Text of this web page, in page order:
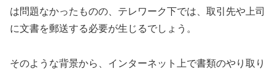
は問題なかったものの、テレワーク下では、取引先や上司
に文書を郵送する必要が生じるでしょう。
そのような背景から、インターネット上で書類のやり取り